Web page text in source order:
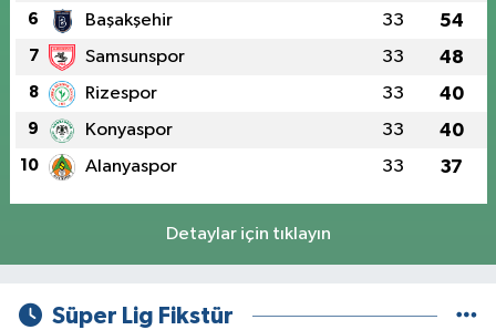
6 Başakşehir 33 54
7 Samsunspor 33 48
8 Rizespor 33 40
9 Konyaspor 33 40
10 Alanyaspor 33 37
Detaylar için tıklayın
Süper Lig Fikstür